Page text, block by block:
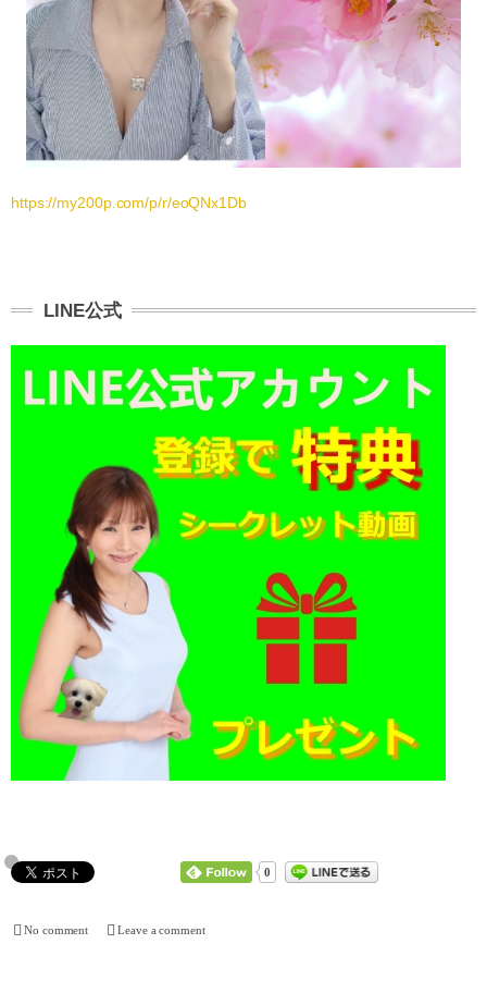
https://my200p.com/p/r/eoQNx1Db
LINE公式
0
No comment Leave a comment